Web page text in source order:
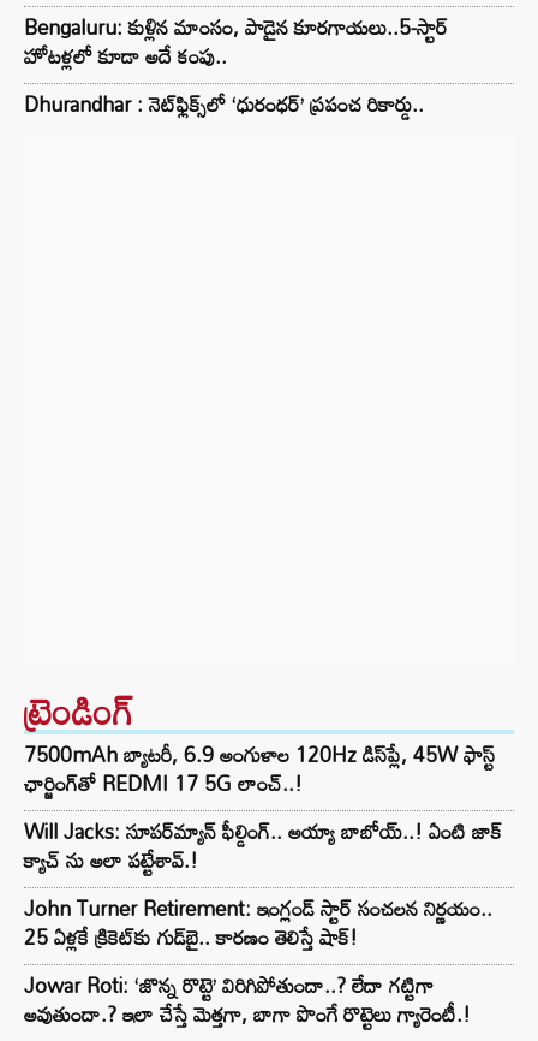
Bengaluru: కుళ్లిన మాంసం, పాడైన కూరగాయలు..5-స్టార్
హోటళ్లలో కూడా అదే కంపు..
Dhurandhar : నెట్‌ఫ్లిక్స్‌లో ‘ధురంధర్’ ప్రపంచ రికార్డు..
ట్రెండింగ్‌
7500mAh బ్యాటరీ, 6.9 అంగుళాల 120Hz డిస్‌ప్లే, 45W ఫాస్ట్
ఛార్జింగ్‌తో REDMI 17 5G లాంచ్..!
Will Jacks: సూపర్‌మ్యాన్ ఫీల్డింగ్.. అయ్యా బాబోయ్..! ఏంటి జాక్
క్యాచ్ ను అలా పట్టేశావ్.!
John Turner Retirement: ఇంగ్లండ్ స్టార్ సంచలన నిర్ణయం..
25 ఏళ్లకే క్రికెట్‌కు గుడ్‌బై.. కారణం తెలిస్తే షాక్!
Jowar Roti: ‘జొన్న రొట్టె’ విరిగిపోతుందా..? లేదా గట్టిగా
అవుతుందా.? ఇలా చేస్తే మెత్తగా, బాగా పొంగే రొట్టెలు గ్యారెంటీ.!